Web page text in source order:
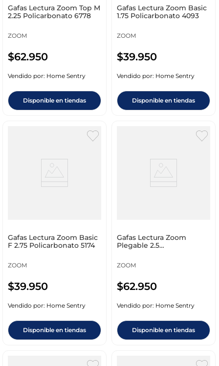
Gafas Lectura Zoom Top M
2.25 Policarbonato 6778
ZOOM
$62.950
Vendido por: Home Sentry
Disponible en tiendas
Gafas Lectura Zoom Basic
1.75 Policarbonato 4093
ZOOM
$39.950
Vendido por: Home Sentry
Disponible en tiendas
Gafas Lectura Zoom Basic
F 2.75 Policarbonato 5174
ZOOM
$39.950
Vendido por: Home Sentry
Disponible en tiendas
Gafas Lectura Zoom
Plegable 2.5
ZOOM
$62.950
Vendido por: Home Sentry
Disponible en tiendas